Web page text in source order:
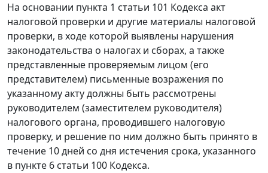
На основании пункта 1 статьи 101 Кодекса акт
налоговой проверки и другие материалы налоговой
проверки, в ходе которой выявлены нарушения
законодательства о налогах и сборах, а также
представленные проверяемым лицом (его
представителем) письменные возражения по
указанному акту должны быть рассмотрены
руководителем (заместителем руководителя)
налогового органа, проводившего налоговую
проверку, и решение по ним должно быть принято в
течение 10 дней со дня истечения срока, указанного
в пункте 6 статьи 100 Кодекса.